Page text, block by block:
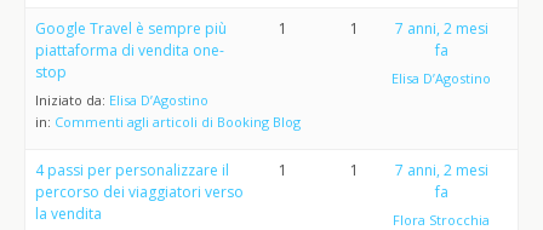
Google Travel è sempre più
piattaforma di vendita one-
stop
Iniziato da: Elisa D’Agostino
in: Commenti agli articoli di Booking Blog
1 1
7 anni, 2 mesi
fa
Elisa D’Agostino
4 passi per personalizzare il
percorso dei viaggiatori verso
la vendita
1 1
7 anni, 2 mesi
fa
Flora Strocchia